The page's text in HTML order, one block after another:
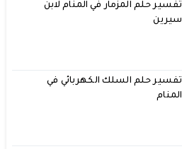
تفسير حلم المزمار في المنام لابن
سيرين
تفسير حلم السلك الكهربائي في
المنام